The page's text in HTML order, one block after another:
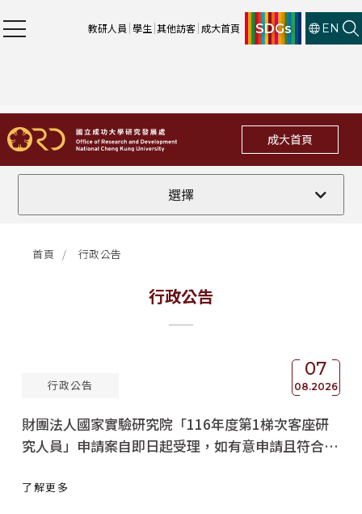
教研人員 學生 其他訪客 成大首頁 SDGs EN
成大首頁
選擇
全部
法規修訂
活動訊息
首頁 行政公告
行政公告
07
08.2026
行政公告
財團法人國家實驗研究院「116年度第1梯次客座研
究人員」申請案自即日起受理，如有意申請且符合相
月14日(星期三)前備齊申請書及計畫書送至本處彙辦
了解更多